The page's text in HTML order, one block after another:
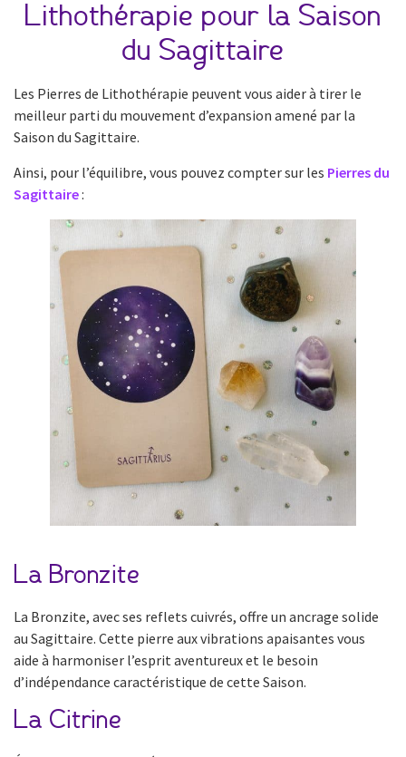
Lithothérapie pour la Saison
du Sagittaire
Les Pierres de Lithothérapie peuvent vous aider à tirer le
meilleur parti du mouvement d’expansion amené par la
Saison du Sagittaire.
Ainsi, pour l’équilibre, vous pouvez compter sur les Pierres du
Sagittaire:
La Bronzite
La Bronzite, avec ses reflets cuivrés, offre un ancrage solide
au Sagittaire. Cette pierre aux vibrations apaisantes vous
aide à harmoniser l’esprit aventureux et le besoin
d’indépendance caractéristique de cette Saison.
La Citrine